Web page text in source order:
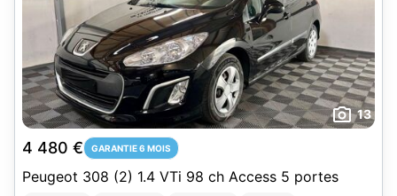
13
4 480 € GARANTIE 6 MOIS
Peugeot 308 (2) 1.4 VTi 98 ch Access 5 portes